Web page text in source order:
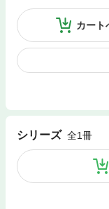
カート
シリーズ 全1冊